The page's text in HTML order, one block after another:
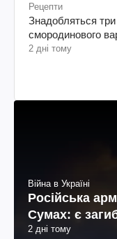
Рецепти
Знадобляться три
смородинового
2 дні тому
Війна в Україні
Російська
Сумах: є
2 дні тому